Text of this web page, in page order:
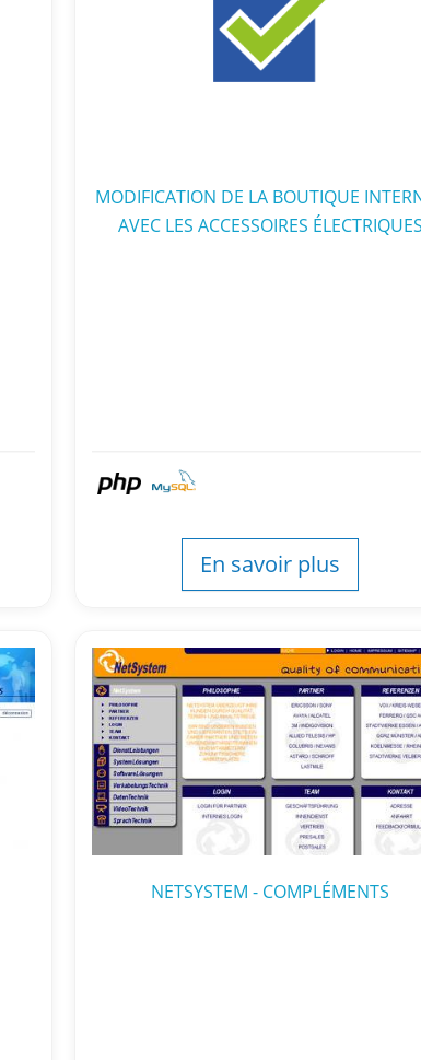
MODIFICATION DE LA BOUTIQUE
AVEC LES ACCESSOIRES ÉLECTRIQUES
En savoir plus
NETSYSTEM - COMPLÉMENTS